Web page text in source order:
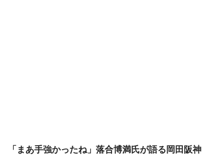
「まあ手強かったね」落合博満氏が語る岡田阪神